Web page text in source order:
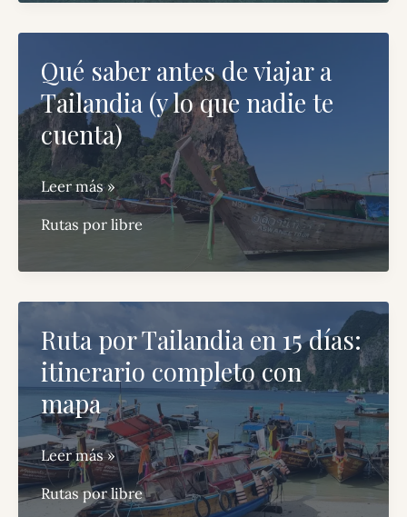
y
qué
ver
en
cada
tour
Qué saber antes de viajar a
Tailandia (y lo que nadie te
cuenta)
Qué
antes
Tailandia
(y
lo
que
nadie
te
cuenta)
Leer más »
Rutas por libre
Ruta por Tailandia en 15 días:
itinerario completo con
mapa
Ruta
por
Tailandia
Leer más »
Rutas por libre